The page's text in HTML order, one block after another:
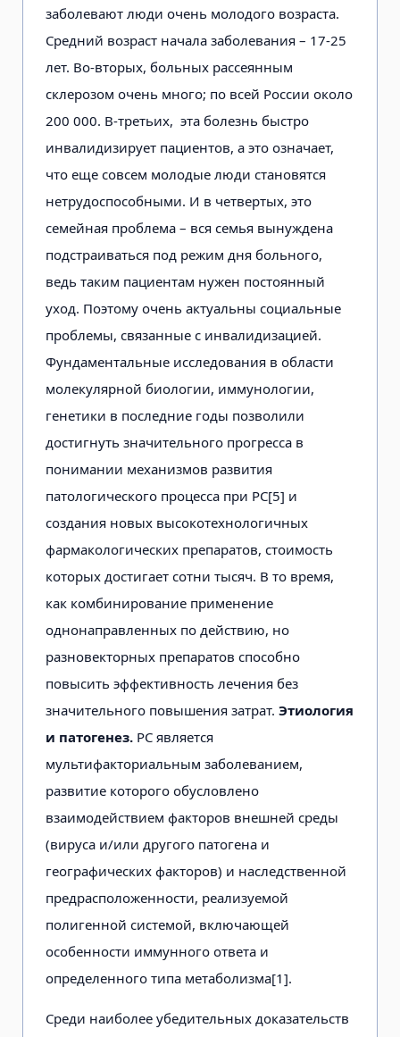
заболевают люди очень молодого возраста.
Средний возраст начала заболевания – 17-25
лет. Во-вторых, больных рассеянным
склерозом очень много; по всей России около
200 000. В-третьих, эта болезнь быстро
инвалидизирует пациентов, а это означает,
что еще совсем молодые люди становятся
нетрудоспособными. И в четвертых, это
семейная проблема – вся семья вынуждена
подстраиваться под режим дня больного,
ведь таким пациентам нужен постоянный
уход. Поэтому очень актуальны социальные
проблемы, связанные с инвалидизацией.
Фундаментальные исследования в области
молекулярной биологии, иммунологии,
генетики в последние годы позволили
достигнуть значительного прогресса в
понимании механизмов развития
патологического процесса при РС[5] и
создания новых высокотехнологичных
фармакологических препаратов, стоимость
которых достигает сотни тысяч. В то время,
как комбинирование применение
однонаправленных по действию, но
разновекторных препаратов способно
повысить эффективность лечения без
значительного повышения затрат. Этиология
и патогенез. РС является
мультифакториальным заболеванием,
развитие которого обусловлено
взаимодействием факторов внешней среды
(вируса и/или другого патогена и
географических факторов) и наследственной
предрасположенности, реализуемой
полигенной системой, включающей
особенности иммунного ответа и
определенного типа метаболизма[1].
Среди наиболее убедительных доказательств